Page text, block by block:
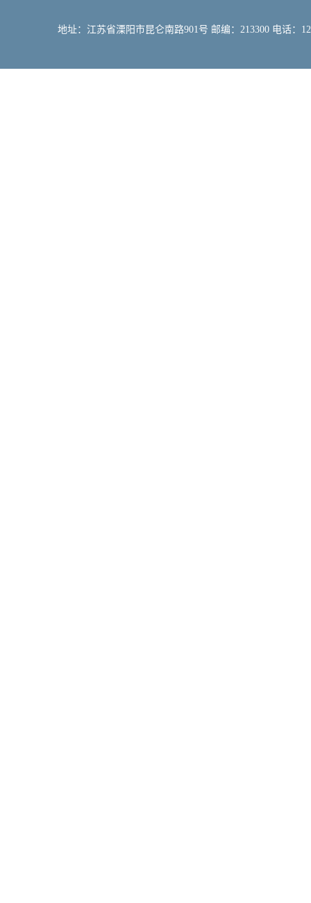
地址：江苏省溧阳市昆仑南路901号 邮编：213300 电话：